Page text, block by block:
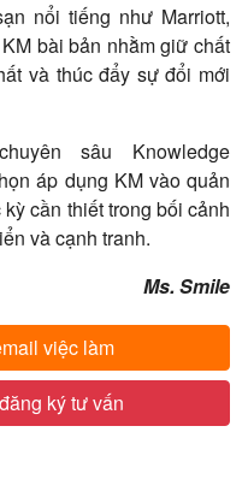
nổi tiếng như Marriott,
bài bản nhằm giữ chất
và thúc đẩy sự đổi mới
sâu Knowledge
áp dụng KM vào quản
cần thiết trong bối cảnh
và cạnh tranh.
​Ms. Smile
việc làm
ký tư vấn